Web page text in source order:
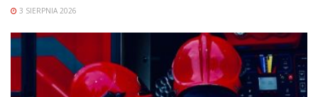
3 SIERPNIA 2026